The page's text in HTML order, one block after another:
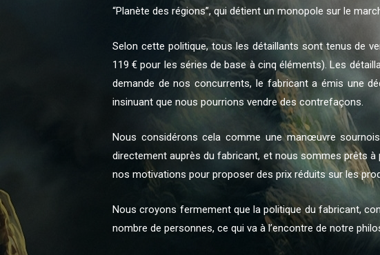
“Planète des régions”, qui détient un monopole sur le
Selon cette politique, tous les détaillants sont tenus de
119 € pour les séries de base à cinq éléments). Les
demande de nos concurrents, le fabricant a émis une
insinuant que nous pourrions vendre des contrefaçons.
Nous considérons cela comme une manœuvre
directement auprès du fabricant, et nous sommes prêts
nos motivations pour proposer des prix réduits sur les
Nous croyons fermement que la politique du fabricant,
nombre de personnes, ce qui va à l’encontre de notre